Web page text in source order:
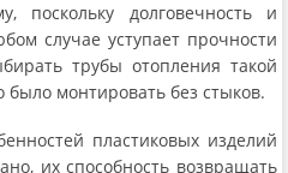
поскольку долговечность и
случае уступает прочности
трубы отопления такой
монтировать без стыков.
пластиковых изделий
их способность возвращать